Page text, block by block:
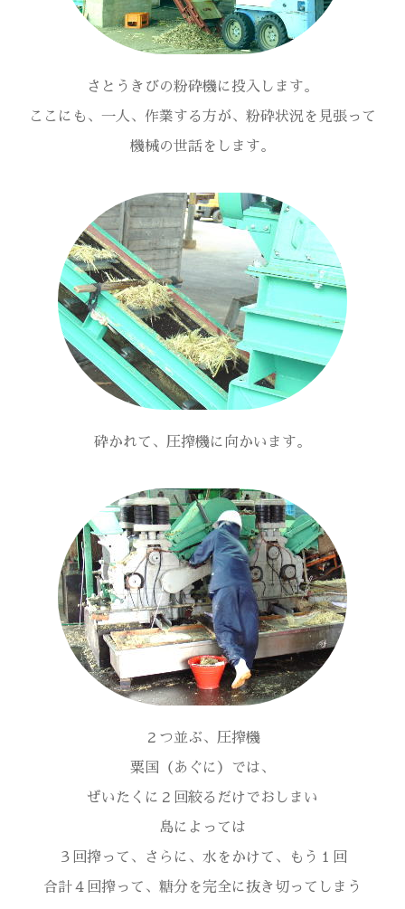
さとうきびの粉砕機に投入します。
ここにも、一人、作業する方が、粉砕状況を見張って
機械の世話をします。
砕かれて、圧搾機に向かいます。
２つ並ぶ、圧搾機
粟国（あぐに）では、
ぜいたくに２回絞るだけでおしまい
島によっては
３回搾って、さらに、水をかけて、もう１回
合計４回搾って、糖分を完全に抜き切ってしまう